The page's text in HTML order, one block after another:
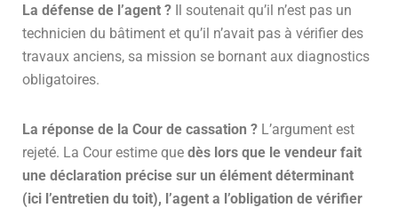
La défense de l’agent ? Il soutenait qu’il n’est pas un
technicien du bâtiment et qu’il n’avait pas à vérifier des
travaux anciens, sa mission se bornant aux diagnostics
obligatoires.
La réponse de la Cour de cassation ? L’argument est
rejeté. La Cour estime que dès lors que le vendeur fait
une déclaration précise sur un élément déterminant
(ici l’entretien du toit), l’agent a l’obligation de vérifier